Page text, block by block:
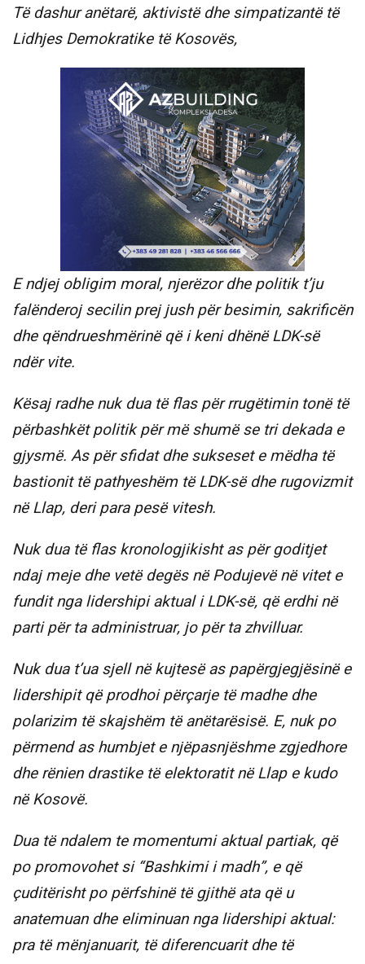
Të dashur anëtarë, aktivistë dhe simpatizantë të
Lidhjes Demokratike të Kosovës,
E ndjej obligim moral, njerëzor dhe politik t’ju
falënderoj secilin prej jush për besimin, sakrificën
dhe qëndrueshmërinë që i keni dhënë LDK-së
ndër vite.
Kësaj radhe nuk dua të flas për rrugëtimin tonë të
përbashkët politik për më shumë se tri dekada e
gjysmë. As për sfidat dhe sukseset e mëdha të
bastionit të pathyeshëm të LDK-së dhe rugovizmit
në Llap, deri para pesë vitesh.
Nuk dua të flas kronologjikisht as për goditjet
ndaj meje dhe vetë degës në Podujevë në vitet e
fundit nga lidershipi aktual i LDK-së, që erdhi në
parti për ta administruar, jo për ta zhvilluar.
Nuk dua t’ua sjell në kujtesë as papërgjegjësinë e
lidershipit që prodhoi përçarje të madhe dhe
polarizim të skajshëm të anëtarësisë. E, nuk po
përmend as humbjet e njëpasnjëshme zgjedhore
dhe rënien drastike të elektoratit në Llap e kudo
në Kosovë.
Dua të ndalem te momentumi aktual partiak, që
po promovohet si “Bashkimi i madh”, e që
çuditërisht po përfshinë të gjithë ata që u
anatemuan dhe eliminuan nga lidershipi aktual:
pra të mënjanuarit, të diferencuarit dhe të